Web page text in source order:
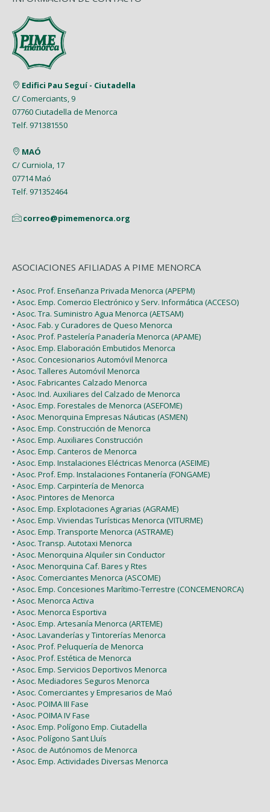
Enero (8)
Marzo (9)
Febrero (6)
Enero (7)
Abril (7)
Marzo (9)
Febrero (4)
Junio (6)
Mayo (5)
Abril (6)
Febrero (7)
Enero (1)
Mayo (5)
Abril (8)
Marzo (5)
Febrero (1)
Enero (2)
Agosto (5)
Julio (2)
Junio (8)
Mayo (7)
Abril (4)
Febrero (6)
Enero (2)
Edifici Pau Seguí - Ciutadella
C/ Comerciants, 9
07760 Ciutadella de Menorca
Telf. 971381550
MAÓ
C/ Curniola, 17
07714 Maó
Telf. 971352464
correo@pimemenorca.org
ASOCIACIONES AFILIADAS A PIME MENORCA
• Asoc. Prof. Enseñanza Privada Menorca (APEPM)
• Asoc. Emp. Comercio Electrónico y Serv. Informática (ACCESO)
• Asoc. Tra. Suministro Agua Menorca (AETSAM)
• Asoc. Fab. y Curadores de Queso Menorca
• Asoc. Prof. Pastelería Panadería Menorca (APAME)
• Asoc. Emp. Elaboración Embutidos Menorca
• Asoc. Concesionarios Automóvil Menorca
• Asoc. Talleres Automóvil Menorca
• Asoc. Fabricantes Calzado Menorca
• Asoc. Ind. Auxiliares del Calzado de Menorca
• Asoc. Emp. Forestales de Menorca (ASEFOME)
• Asoc. Menorquina Empresas Náuticas (ASMEN)
• Asoc. Emp. Construcción de Menorca
• Asoc. Emp. Auxiliares Construcción
• Asoc. Emp. Canteros de Menorca
• Asoc. Emp. Instalaciones Eléctricas Menorca (ASEIME)
• Asoc. Prof. Emp. Instalaciones Fontanería (FONGAME)
• Asoc. Emp. Carpintería de Menorca
• Asoc. Pintores de Menorca
• Asoc. Emp. Explotaciones Agrarias (AGRAME)
• Asoc. Emp. Viviendas Turísticas Menorca (VITURME)
• Asoc. Emp. Transporte Menorca (ASTRAME)
• Asoc. Transp. Autotaxi Menorca
• Asoc. Menorquina Alquiler sin Conductor
• Asoc. Menorquina Caf. Bares y Rtes
• Asoc. Comerciantes Menorca (ASCOME)
• Asoc. Emp. Concesiones Marítimo-Terrestre (CONCEMENORCA)
• Asoc. Menorca Activa
• Asoc. Menorca Esportiva
• Asoc. Emp. Artesanía Menorca (ARTEME)
• Asoc. Lavanderías y Tintorerías Menorca
• Asoc. Prof. Peluquería de Menorca
• Asoc. Prof. Estética de Menorca
• Asoc. Emp. Servicios Deportivos Menorca
• Asoc. Mediadores Seguros Menorca
• Asoc. Comerciantes y Empresarios de Maó
• Asoc. POIMA III Fase
• Asoc. POIMA IV Fase
• Asoc. Emp. Polígono Emp. Ciutadella
• Asoc. Polígono Sant Lluís
• Asoc. de Autónomos de Menorca
• Asoc. Emp. Actividades Diversas Menorca